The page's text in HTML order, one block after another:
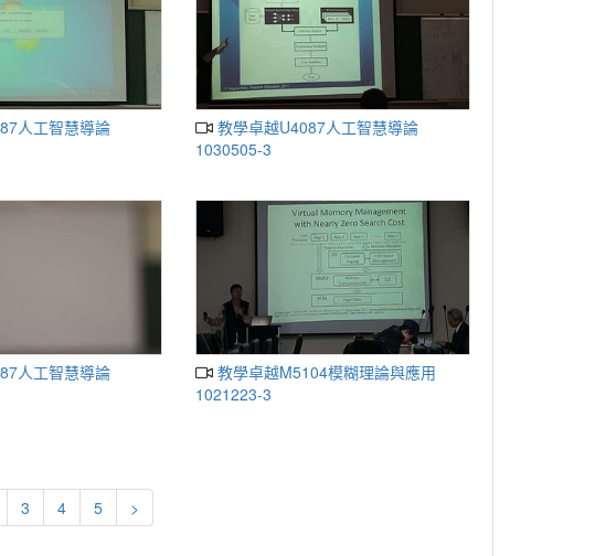
教學卓越U4087人工智慧導論
1030505-3
教學卓越M5104模糊理論與應用
1021223-3
3 4 5 >